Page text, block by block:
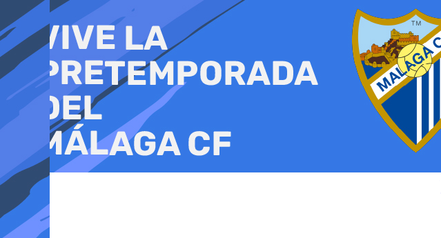
al
contenido